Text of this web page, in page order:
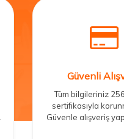
Güvenli
Tüm bilgileriniz
sertifikasıyla
Güvenle alışveriş